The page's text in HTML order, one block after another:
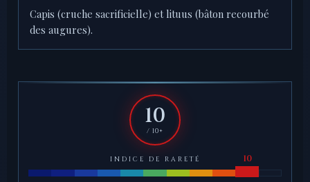
Capis (cruche sacrificielle) et lituus (bâton recourbé
des augures).
10
/ 10+
INDICE DE RARETÉ